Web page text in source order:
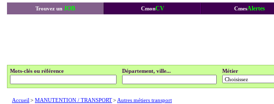
Trouvez un JOB CmonCV CmesAlertes
Mots-clés ou référence Département, ville... Métier
Accueil > MANUTENTION / TRANSPORT> Autres métiers transport